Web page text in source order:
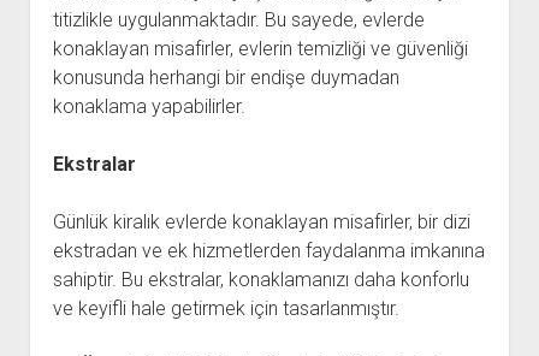
titizlikle uygulanmaktadır. Bu sayede, evlerde
konaklayan misafirler, evlerin temizliği ve güvenliği
konusunda herhangi bir endişe duymadan
konaklama yapabilirler.
Ekstralar
Günlük kiralık evlerde konaklayan misafirler, bir dizi
ekstradan ve ek hizmetlerden faydalanma imkanına
sahiptir. Bu ekstralar, konaklamanızı daha konforlu
ve keyifli hale getirmek için tasarlanmıştır.